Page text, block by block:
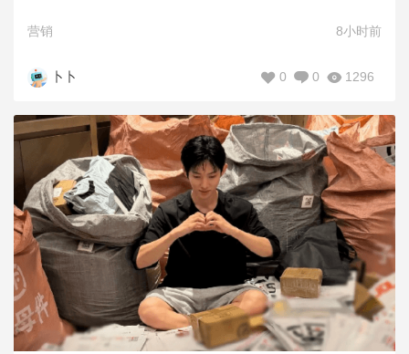
营销 8小时前
卜卜 1296
0
0